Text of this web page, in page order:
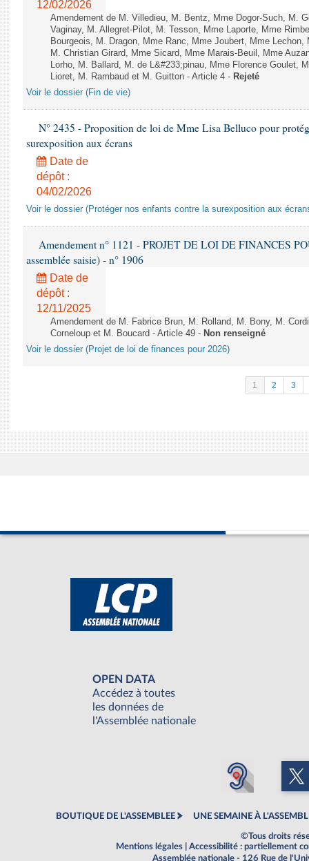
12/02/2026
Amendement de M. Villedieu, M. Bentz, Mme Dogor-Such, M.
Vaginay, M. Allegret-Pilot, M. Tesson, Mme Laporte, Mme
Bourgeois, M. Dragon, Mme Ranc, Mme Joubert, Mme
M. Christian Girard, Mme Sicard, Mme Marais-Beuil, Mme
Lorho, M. Ballard, M. de L&#233;pinau, Mme Florence Goulet,
Lioret, M. Rambaud et M. Guitton - Article 4 - Rejeté
Voir le dossier (Fin de vie)
N° 2435 - Proposition de loi de Mme Lisa Belluco pour
surexposition aux écrans
Date de
dépôt :
04/02/2026
Voir le dossier (Protéger nos enfants contre la surexposition aux
Amendement n° 1121 - PROJET DE LOI DE FINANCES
assemblée saisie) - n° 1906
Date de
dépôt :
12/11/2025
Amendement de M. Fabrice Brun, M. Rolland, M. Bony, M.
Corneloup et M. Boucard - Article 49 - Non renseigné
Voir le dossier (Projet de loi de finances pour 2026)
1 2 3
OPEN DATA
Accédez à toutes
les données de
l'Assemblée nationale
BOUTIQUE DE L'ASSEMBLEE UNE SEMAINE À
©Tous droits
Mentions légales
Accessibilité : partiellement
Assemblée nationale - 126 Rue de